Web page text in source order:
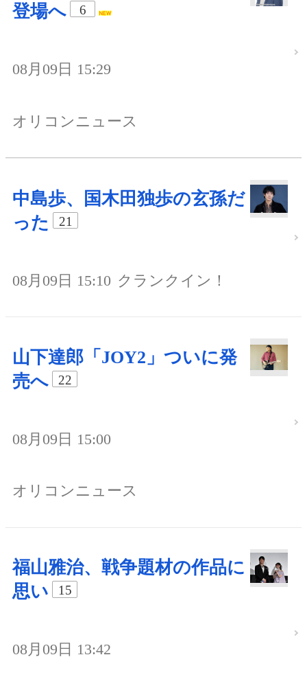
登場へ
6
08月09日 15:29
オリコンニュース
中島歩、国木田独歩の玄孫だ
った
21
08月09日 15:10 クランクイン！
山下達郎「JOY2」ついに発
売へ
22
08月09日 15:00
オリコンニュース
福山雅治、戦争題材の作品に
思い
15
08月09日 13:42